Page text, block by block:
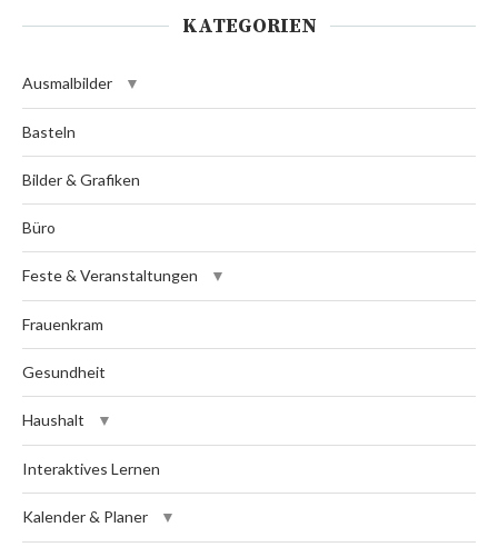
KATEGORIEN
Ausmalbilder
Basteln
Bilder & Grafiken
Büro
Feste & Veranstaltungen
Frauenkram
Gesundheit
Haushalt
Interaktives Lernen
Kalender & Planer